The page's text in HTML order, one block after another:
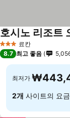
3 성급 료칸
호시노 리조트
8.7 최고 좋음
최저가
2개 사이트의 요